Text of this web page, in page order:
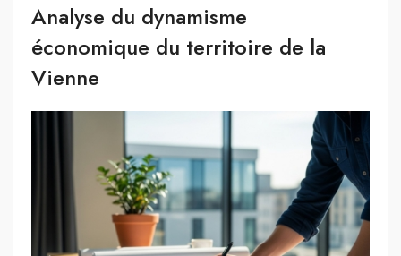
Analyse du dynamisme
économique du territoire de la
Vienne